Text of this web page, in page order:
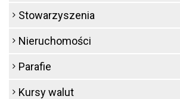
Stowarzyszenia
Nieruchomości
Parafie
Kursy walut